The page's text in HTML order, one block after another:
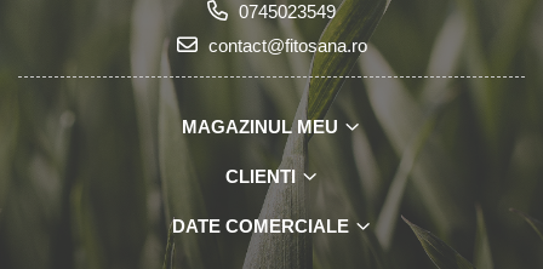
0745023549
contact@fitosana.ro
MAGAZINUL MEU
CLIENTI
DATE COMERCIALE